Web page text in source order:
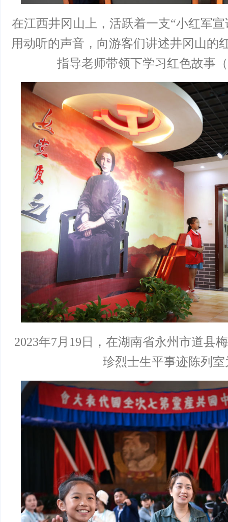
在江西井冈山上，活跃着一支“小红军
用动听的声音，向游客们讲述井冈山的
指导老师带领下学习红色故事
2023年7月19日，在湖南省永州市道县
珍烈士生平事迹陈列